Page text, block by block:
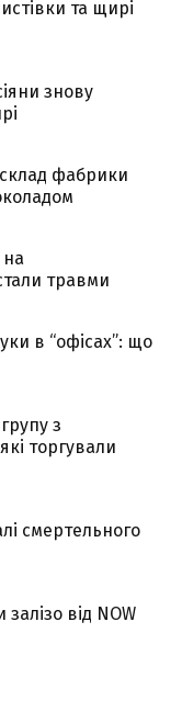
та щирі
знову
фабрики
на
травми
в “офісах”: що
з
торгували
смертельного
від NOW